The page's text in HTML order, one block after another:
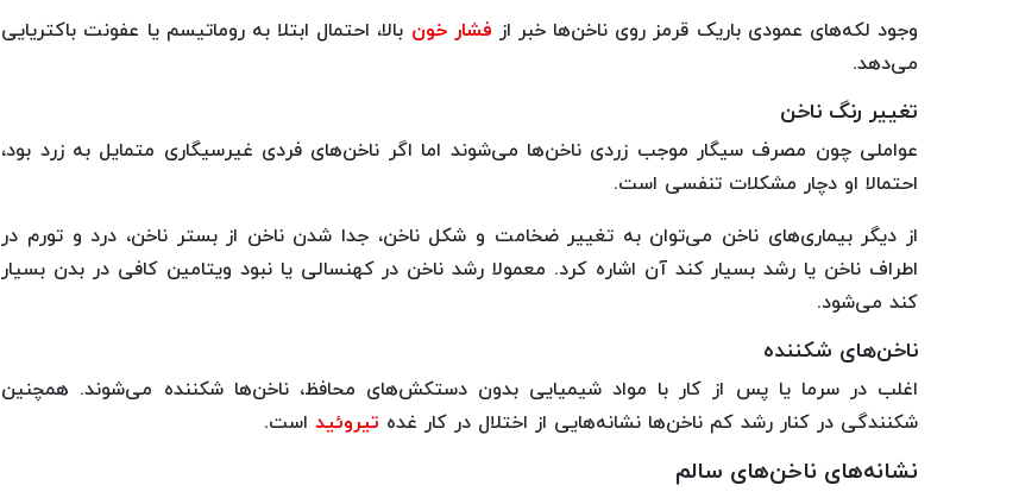
وجود لکه‌های عمودی باریک قرمز روی ناخن‌ها خبر از فشار خون بالا، احتمال ابتلا به روماتیسم یا عفونت باکتریایی
می‌دهد.
تغییر رنگ ناخن
عواملی چون مصرف سیگار موجب زردی ناخن‌ها می‌شوند اما اگر ناخن‌های فردی غیرسیگاری متمایل به زرد بود،
احتمالا او دچار مشکلات تنفسی است.
از دیگر بیماری‌های ناخن می‌توان به تغییر ضخامت و شکل ناخن، جدا شدن ناخن از بستر ناخن، درد و تورم در
اطراف ناخن یا رشد بسیار کند آن اشاره کرد. معمولا رشد ناخن در کهنسالی یا نبود ویتامین کافی در بدن بسیار
کند می‌شود.
ناخن‌های شکننده
اغلب در سرما یا پس از کار با مواد شیمیایی بدون دستکش‌های محافظ، ناخن‌ها شکننده می‌شوند. همچنین
شکنندگی در کنار رشد کم ناخن‌ها نشانه‌هایی از اختلال در کار غده تیروئید است.
نشانه‌های ناخن‌های سالم